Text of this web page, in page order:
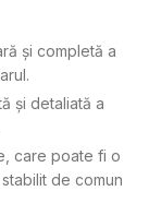
și completă a
și detaliată a
care poate fi o
de comun